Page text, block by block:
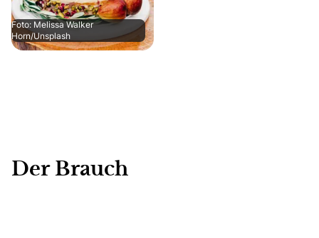
Foto: Melissa Walker
Horn/Unsplash
Der Brauch